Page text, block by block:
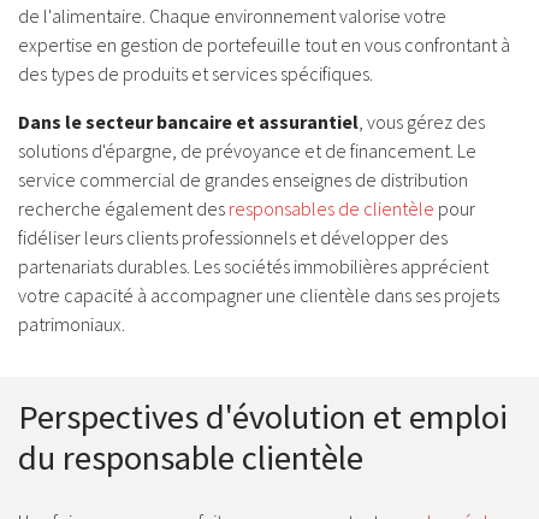
de l'alimentaire. Chaque environnement valorise votre
expertise en gestion de portefeuille tout en vous confrontant à
des types de produits et services spécifiques.
Dans le secteur bancaire et assurantiel, vous gérez des
solutions d'épargne, de prévoyance et de financement. Le
service commercial de grandes enseignes de distribution
recherche également des responsables de clientèle pour
fidéliser leurs clients professionnels et développer des
partenariats durables. Les sociétés immobilières apprécient
votre capacité à accompagner une clientèle dans ses projets
patrimoniaux.
Perspectives d'évolution et emploi
du responsable clientèle